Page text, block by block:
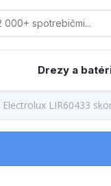
Drezy a
Electrolux LIR60433